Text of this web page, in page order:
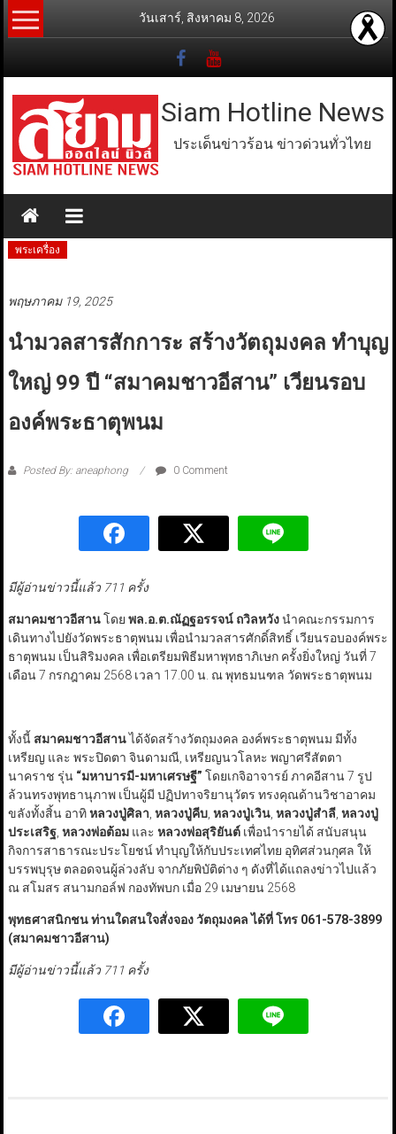
Skip
to
วันเสาร์, สิงหาคม 8, 2026
Siam Hotline News
ประเด็นข่าวร้อน ข่าวด่วนทั่วไทย
พระเครื่อง
พฤษภาคม 19, 2025
นำมวลสารสักการะ สร้างวัตถุมงคล ทำบุญ
ใหญ่ 99 ปี “สมาคมชาวอีสาน” เวียนรอบ
องค์พระธาตุพนม
Posted By: aneaphong 0 Comment
มีผู้อ่านข่าวนี้แล้ว 711 ครั้ง
สมาคมชาวอีสานโดย พล.อ.ต.ณัฏฐอรรจน์ ถวิลหวังนำคณะกรรมการ
เดินทางไปยังวัดพระธาตุพนม เพื่อนำมวลสารศักดิ์สิทธิ์ เวียนรอบองค์พระ
ธาตุพนม เป็นสิริมงคล เพื่อเตรียมพิธีมหาพุทธาภิเษก ครั้งยิ่งใหญ่ วันที่ 7
เดือน 7 กรกฎาคม 2568 เวลา 17.00 น. ณ พุทธมนฑล วัดพระธาตุพนม
ทั้งนี้ สมาคมชาวอีสานได้จัดสร้างวัตถุมงคล องค์พระธาตุพนม มีทั้ง
เหรียญ และ พระปิดตา จินดามณี, เหรียญนวโลหะ พญาศรีสัตตา
นาคราช รุ่น “มหาบารมี-มหาเศรษฐี” โดยเกจิอาจารย์ ภาคอีสาน 7 รูป
ล้วนทรงพุทธานุภาพ เป็นผู้มี ปฏิปทาจริยานุวัตร ทรงคุณด้านวิชาอาคม
ขลังทั้งสิ้น อาทิหลวงปู่ศิลา, หลวงปู่คีบ, หลวงปู่เวิน, หลวงปู่สำลี, หลวงปู่
ประเสริฐ, หลวงพ่อต้อมและ หลวงพ่อสุริยันต์เพื่อนำรายได้ สนับสนุน
กิจการสาธารณะประโยชน์ ทำบุญให้กับประเทศไทย อุทิศส่วนกุศล ให้
บรรพบุรุษ ตลอดจนผู้ล่วงลับ จากภัยพิบัติต่าง ๆ ดังที่ได้แถลงข่าวไปแล้ว
ณ สโมสร สนามกอล์ฟ กองทัพบก เมื่อ 29 เมษายน 2568
พุทธศาสนิกชน ท่านใดสนใจสั่งจอง วัตถุมงคล ได้ที่ โทร 061-578-3899
(สมาคมชาวอีสาน)
มีผู้อ่านข่าวนี้แล้ว 711 ครั้ง